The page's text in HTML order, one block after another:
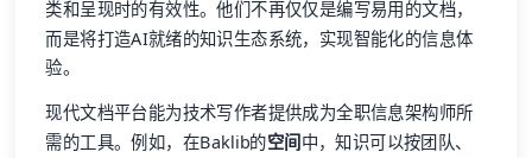
类和呈现时的有效性。他们不再仅仅是编写易用的文档，
而是将打造AI就绪的知识生态系统，实现智能化的信息体
验。
现代文档平台能为技术写作者提供成为全职信息架构师所
需的工具。例如，在Baklib的空间中，知识可以按团队、